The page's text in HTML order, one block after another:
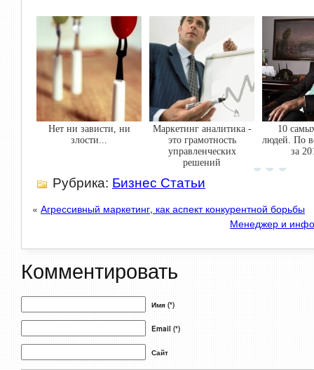
Нет ни зависти, ни
злости...
Маркетинг аналитика -
это грамотность
управленческих
решений
10
людей. По
за
Рубрика: Бизнес Статьи
« Агрессивный маркетинг, как аспект конкурентной борьбы
Менеджер и
Комментировать
Имя (*)
Email (*)
Сайт